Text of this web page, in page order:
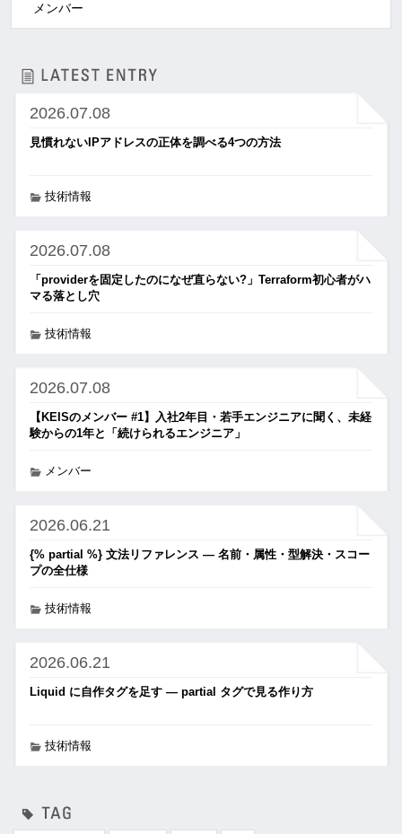
メンバー
2026.07.08
見慣れないIPアドレスの正体を調べる4つの方法
技術情報
2026.07.08
「providerを固定したのになぜ直らない?」Terraform初心者がハ
マる落とし穴
技術情報
2026.07.08
【KEISのメンバー #1】入社2年目・若手エンジニアに聞く、未経
験からの1年と「続けられるエンジニア」
メンバー
2026.06.21
{% partial %} 文法リファレンス ― 名前・属性・型解決・スコー
プの全仕様
技術情報
2026.06.21
Liquid に自作タグを足す ― partial タグで見る作り方
技術情報